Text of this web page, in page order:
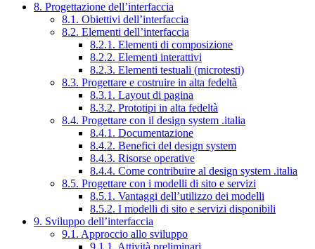
8. Progettazione dell’interfaccia
8.1. Obiettivi dell’interfaccia
8.2. Elementi dell’interfaccia
8.2.1. Elementi di composizione
8.2.2. Elementi interattivi
8.2.3. Elementi testuali (microtesti)
8.3. Progettare e costruire in alta fedeltà
8.3.1. Layout di pagina
8.3.2. Prototipi in alta fedeltà
8.4. Progettare con il design system .italia
8.4.1. Documentazione
8.4.2. Benefici del design system
8.4.3. Risorse operative
8.4.4. Come contribuire al design system .italia
8.5. Progettare con i modelli di sito e servizi
8.5.1. Vantaggi dell’utilizzo dei modelli
8.5.2. I modelli di sito e servizi disponibili
9. Sviluppo dell’interfaccia
9.1. Approccio allo sviluppo
9.1.1. Attività preliminari